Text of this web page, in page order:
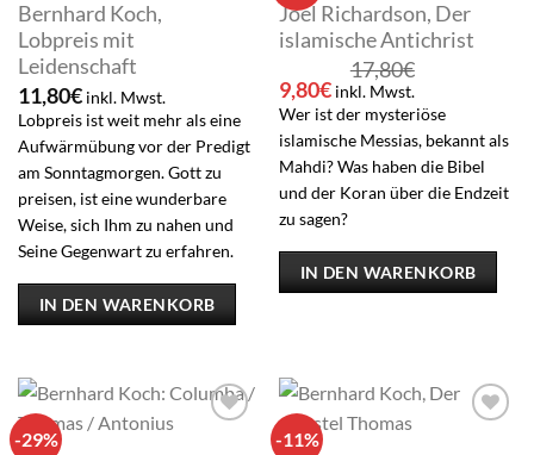
Bernhard Koch,
Lobpreis mit
Leidenschaft
11,80€ inkl. Mwst.
Lobpreis ist weit mehr als eine
Aufwärmübung vor der Predigt
am Sonntagmorgen. Gott zu
preisen, ist eine wunderbare
Weise, sich Ihm zu nahen und
Seine Gegenwart zu erfahren.
IN DEN WARENKORB
Joel Richardson, Der
islamische Antichrist
17,80€
Ursprünglicher
Preis
war:
17,80€
9,80€Aktueller
Preis
ist:
9,80€.
inkl. Mwst.
Wer ist der mysteriöse
islamische Messias, bekannt als
Mahdi? Was haben die Bibel
und der Koran über die Endzeit
zu sagen?
IN DEN WARENKORB
-29% -11%